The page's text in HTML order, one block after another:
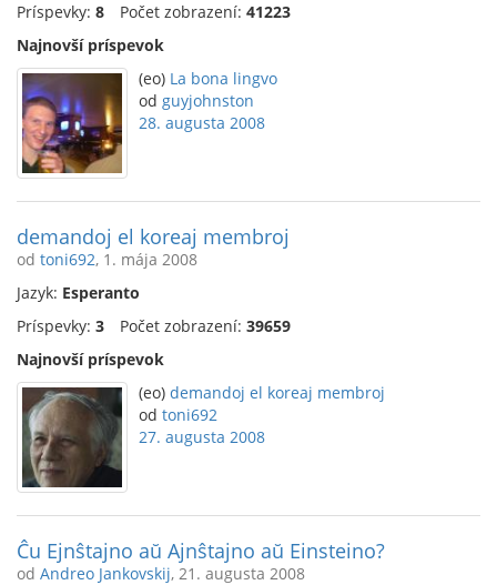
Príspevky: 8 Počet zobrazení: 41223
Najnovší príspevok
(eo) La bona lingvo
od guyjohnston
28. augusta 2008
demandoj el koreaj membroj
od toni692, 1. mája 2008
Jazyk: Esperanto
Príspevky: 3 Počet zobrazení: 39659
Najnovší príspevok
(eo) demandoj el koreaj membroj
od toni692
27. augusta 2008
Ĉu Ejnŝtajno aŭ Ajnŝtajno aŭ Einsteino?
od Andreo Jankovskij, 21. augusta 2008